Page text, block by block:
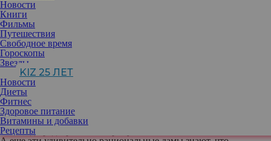
Новости
Книги
Фильмы
Путешествия
Свободное время
Гороскопы
Звезды
KIZ 25 ЛЕТ
Новости
Диеты
Фитнес
Здоровое питание
Витамины и добавки
Рецепты
Действительно, казалось бы, как можно оставаться стройной,
если съедаешь первое, второе и десерт за один присест? Да еще
и обильно запиваешь весь этот пир французским вином? Секрет
стройности француженок прост – они по утрам бегают, а пищу
принимают лишь один раз в день. В обед или ужин. Перекусы
фруктами не в счет.
Хитрые француженки знают, что сохранять стройность, не
запрещая себе знаменитые французские десерты, можно лишь
ежедневно занимаясь спортом и съедая поменьше. Например,
пореже. Если француженка знает, что вечером ей предстоит
званый обед в гостеприимной компании аристократов или
романтический ужин в гастрономическом ресторане, то она
точно не будет там себе отказывать ни в каких деликатесах. Но
вот обед предварительно пропустит.